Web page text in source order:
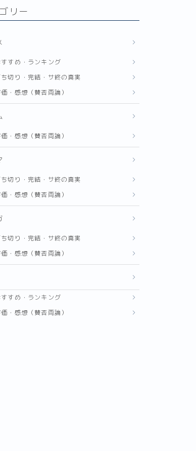
リー
すすめ・ランキング
ち切り・完結・サ終の真実
・感想（賛否両論）
・感想（賛否両論）
ち切り・完結・サ終の真実
・感想（賛否両論）
ち切り・完結・サ終の真実
・感想（賛否両論）
すすめ・ランキング
・感想（賛否両論）